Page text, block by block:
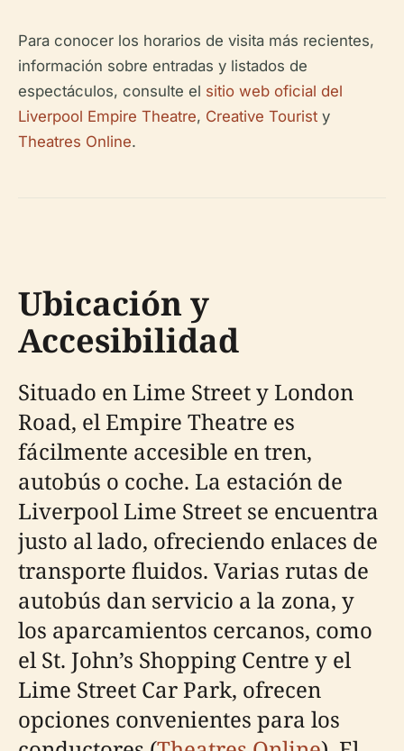
Para conocer los horarios de visita más recientes,
información sobre entradas y listados de
espectáculos, consulte el sitio web oficial del
Liverpool Empire Theatre, Creative Tourist y
Theatres Online.
Ubicación y
Accesibilidad
Situado en Lime Street y London
Road, el Empire Theatre es
fácilmente accesible en tren,
autobús o coche. La estación de
Liverpool Lime Street se encuentra
justo al lado, ofreciendo enlaces de
transporte fluidos. Varias rutas de
autobús dan servicio a la zona, y
los aparcamientos cercanos, como
el St. John’s Shopping Centre y el
Lime Street Car Park, ofrecen
opciones convenientes para los